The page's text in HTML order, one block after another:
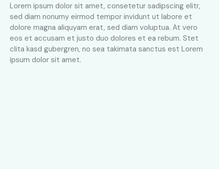
Lorem ipsum dolor sit amet, consetetur sadipscing elitr,
sed diam nonumy eirmod tempor invidunt ut labore et
dolore magna aliquyam erat, sed diam voluptua. At vero
eos et accusam et justo duo dolores et ea rebum. Stet
clita kasd gubergren, no sea takimata sanctus est Lorem
ipsum dolor sit amet.